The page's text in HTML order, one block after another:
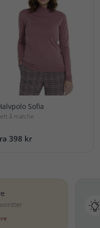
Sofia
å matche
398 kr